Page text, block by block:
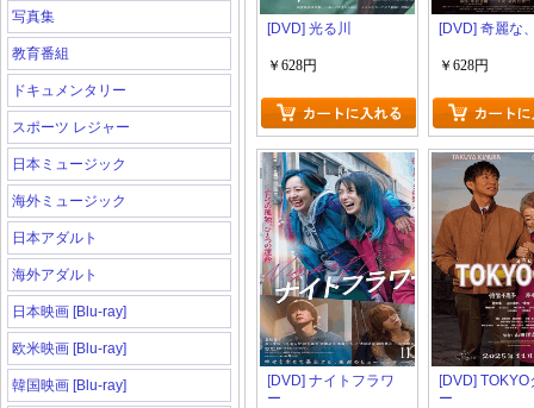
写真集
教育番組
ドキュメンタリー
スポーツ レジャー
日本ミュージック
海外ミュージック
日本アダルト
海外アダルト
日本映画 [Blu-ray]
欧米映画 [Blu-ray]
韓国映画 [Blu-ray]
[DVD] 光る川
￥628円
[DVD] 奇麗な
￥628円
[DVD] ナイトフラワ
ー
[DVD]
ー